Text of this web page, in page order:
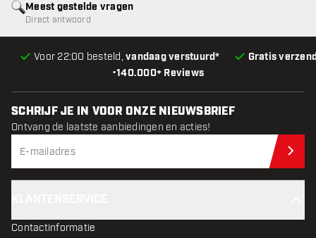
•140.000+ Reviews
Voor 22:00 besteld,vandaag verstuurd* Gratis
Meest gestelde vragen
Direct antwoord
SCHRIJF JE IN VOOR ONZE NIEUWSBRIEF
Ontvang de laatste aanbiedingen en acties!
Contactinformatie